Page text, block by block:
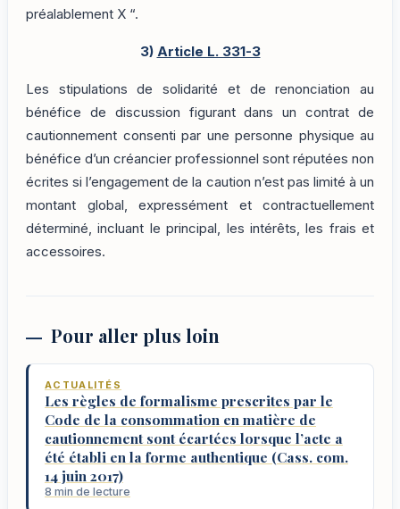
préalablement X “.
3) Article L. 331-3
Les stipulations de solidarité et de renonciation au
bénéfice de discussion figurant dans un contrat de
cautionnement consenti par une personne physique au
bénéfice d’un créancier professionnel sont réputées non
écrites si l’engagement de la caution n’est pas limité à un
montant global, expressément et contractuellement
déterminé, incluant le principal, les intérêts, les frais et
accessoires.
Pour aller plus loin
ACTUALITÉS
Les règles de formalisme prescrites par le
Code de la consommation en matière de
cautionnement sont écartées lorsque l’acte a
été établi en la forme authentique (Cass. com.
14 juin 2017)
8 min de lecture